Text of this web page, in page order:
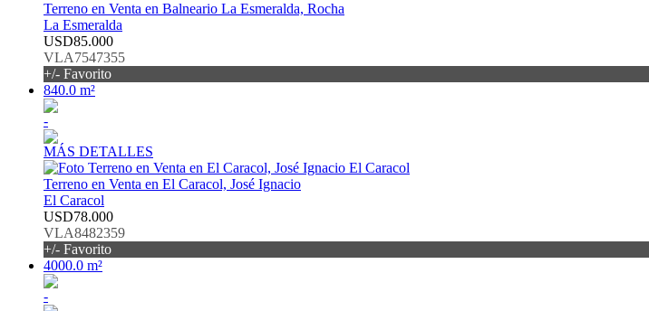
Terreno en Venta en Balneario La Esmeralda, Rocha
La Esmeralda
USD85.000
VLA7547355
+/- Favorito
840.0 m²
-
MÁS DETALLES
Terreno en Venta en El Caracol, José Ignacio
El Caracol
USD78.000
VLA8482359
+/- Favorito
4000.0 m²
-